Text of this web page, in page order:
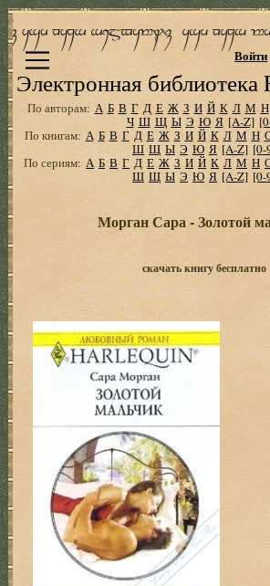
Электронная
Войти
По авторам: А Б В Г Д Е Ж З И Й К Л М Н
Ч Ш Щ Ы Э Ю Я [A-Z]
По книгам: А Б В Г Д Е Ж З И Й К Л М Н
Ш Щ Ы Э Ю Я [A-Z] [0-
По сериям: А Б В Г Д Е Ж З И Й К Л М Н
Ш Щ Ы Э Ю Я [A-Z] [0-
Морган Сара - Золотой
скачать книгу бесплатно